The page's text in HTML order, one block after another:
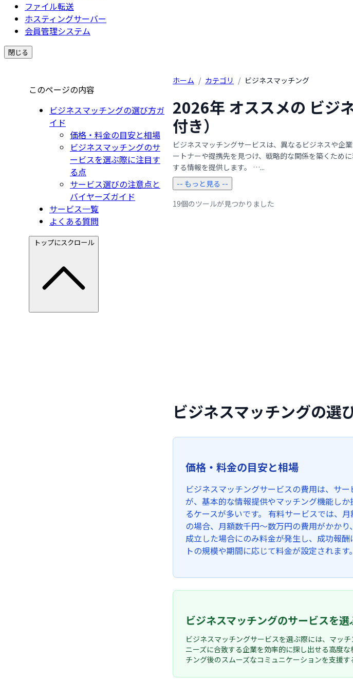
ファイル転送
ホスティングサーバー
会員管理システム
閉じる
このページの内容
ビジネスマッチングの選び方ガ
イド
価格・料金の目安と相場
ビジネスマッチングのサ
ービスを選ぶ際に注目す
る点
サービス選びの注意点と
バイヤーズガイド
サービス一覧
よくある質問
トップにスクロール
ホーム / カテゴリ / ビジネスマッチング
2026年 オススメの ビジ
付き）
ビジネスマッチングサービスは、異なるビジネスや企
ートナーや提携先を見つけ、戦略的な関係を築くため
する情報を提供します。 …...
-- もっと見る --
19個のツールが見つかりました
ビジネスマッチングの選
価格・料金の目安と相場
ビジネスマッチングサービスの費用は、サ
が、基本的な情報提供やマッチング機能し
るケースが多いです。 有料サービスでは、
の場合、月額数千円〜数万円の費用がかか
成立した場合にのみ料金が発生し、成功報
トの規模や期間に応じて料金が設定されま
ビジネスマッチングのサービスを
ビジネスマッチングサービスを選ぶ際には、マッ
ニーズに合致する企業を効率的に探し出せる高度
チング後のスムーズなコミュニケーションを支援